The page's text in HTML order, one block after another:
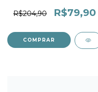
R$204,90 R$79,90
COMPRAR